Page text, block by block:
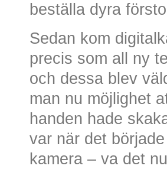
beställa dyra
Sedan kom
precis som all ny
och dessa blev
man nu möjlighet
handen hade
var när det
kamera – va det